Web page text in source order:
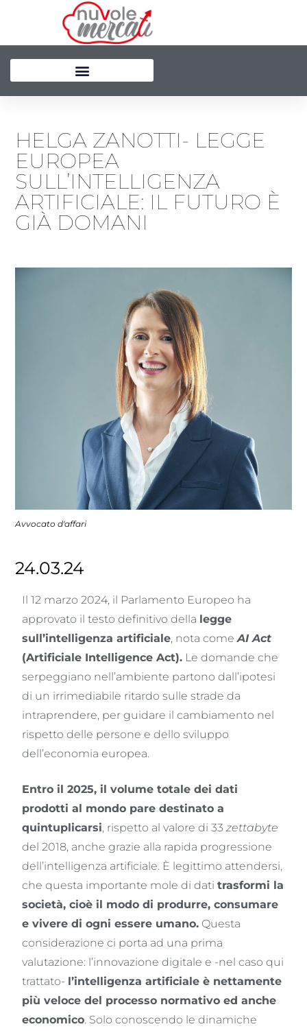
HELGA ZANOTTI- LEGGE
EUROPEA
SULL’INTELLIGENZA
ARTIFICIALE: IL FUTURO È
GIÀ DOMANI
Avvocato d'affari
24.03.24
Il 12 marzo 2024, il Parlamento Europeo ha
approvato il testo definitivo della legge
sull’intelligenza artificiale, nota comeAI Act
(Artificiale Intelligence Act). Le domande che
serpeggiano nell’ambiente partono dall’ipotesi
di un irrimediabile ritardo sulle strade da
intraprendere, per guidare il cambiamento nel
rispetto delle persone e dello sviluppo
dell’economia europea.
Entro il 2025, il volume totale dei dati
prodotti al mondo pare destinato a
quintuplicarsi, rispetto al valore di 33zettabyte
del 2018, anche grazie alla rapida progressione
dell’intelligenza artificiale. È legittimo attendersi,
che questa importante mole di datitrasformi la
società, cioè il modo di produrre, consumare
e vivere di ogni essere umano. Questa
considerazione ci porta ad una prima
valutazione: l’innovazione digitale e -nel caso qui
trattato- l’intelligenza artificiale è nettamente
più veloce del processo normativo ed anche
economico. Solo conoscendo le dinamiche